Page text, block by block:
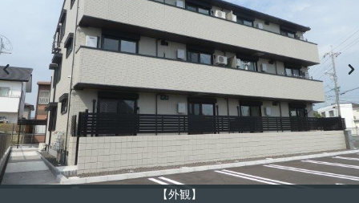
【外観】